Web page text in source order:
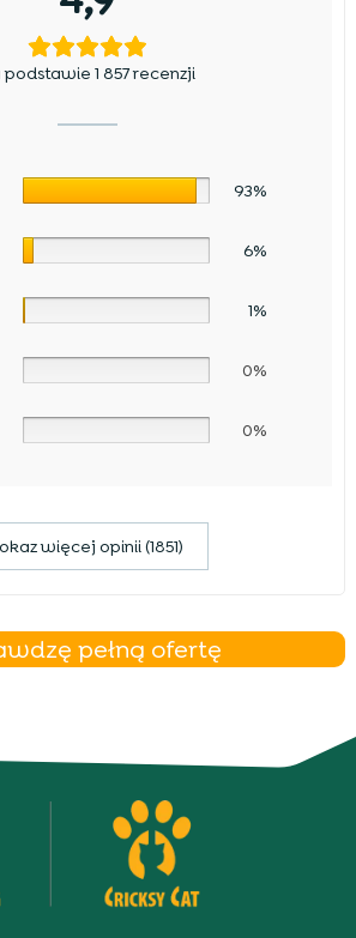
podstawie 1 857 recenzji
93%
6%
1%
0%
0%
więcej opinii (1851)
pełną ofertę